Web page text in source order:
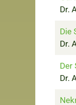
Dr.
Die
Dr.
Der
Dr.